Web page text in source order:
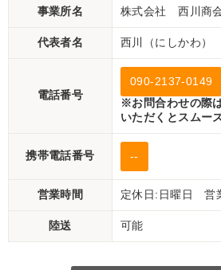
事業所名 株式会社 西川商
代表者名 西川（にしかわ）
電話番号
090-2137-0149
※お問合わせの際
いただくとスムー
携帯電話番号 --
営業時間 定休日:日曜日 営
陸送 可能